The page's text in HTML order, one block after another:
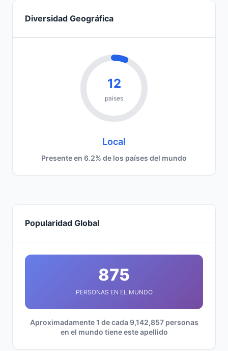
Diversidad Geográfica
12
países
Local
Presente en 6.2% de los países del mundo
Popularidad Global
875
PERSONAS EN EL MUNDO
Aproximadamente 1 de cada 9,142,857 personas
en el mundo tiene este apellido